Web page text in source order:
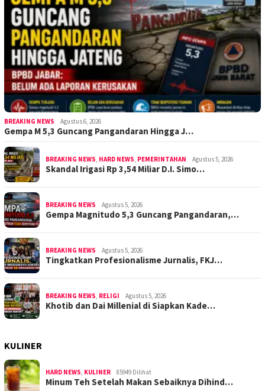
BREAKING NEWS Agustus 6, 2026
Gempa M 5,3 Guncang Pangandaran Hingga J…
BREAKING NEWS, HARD NEWS, PEMERINTAHAN Agustus 5, 2026
Skandal Irigasi Rp 3,54 Miliar D.I. Simo…
BREAKING NEWS Agustus 5, 2026
Gempa Magnitudo 5,3 Guncang Pangandaran,…
BREAKING NEWS Agustus 5, 2026
Tingkatkan Profesionalisme Jurnalis, FKJ…
BREAKING NEWS, RELIGI Agustus 5, 2026
Khotib dan Dai Millenial di Siapkan Kade…
KULINER
HARD NEWS, KULINER 85949 Dilihat
Minum Teh Setelah Makan Sebaiknya Dihind…